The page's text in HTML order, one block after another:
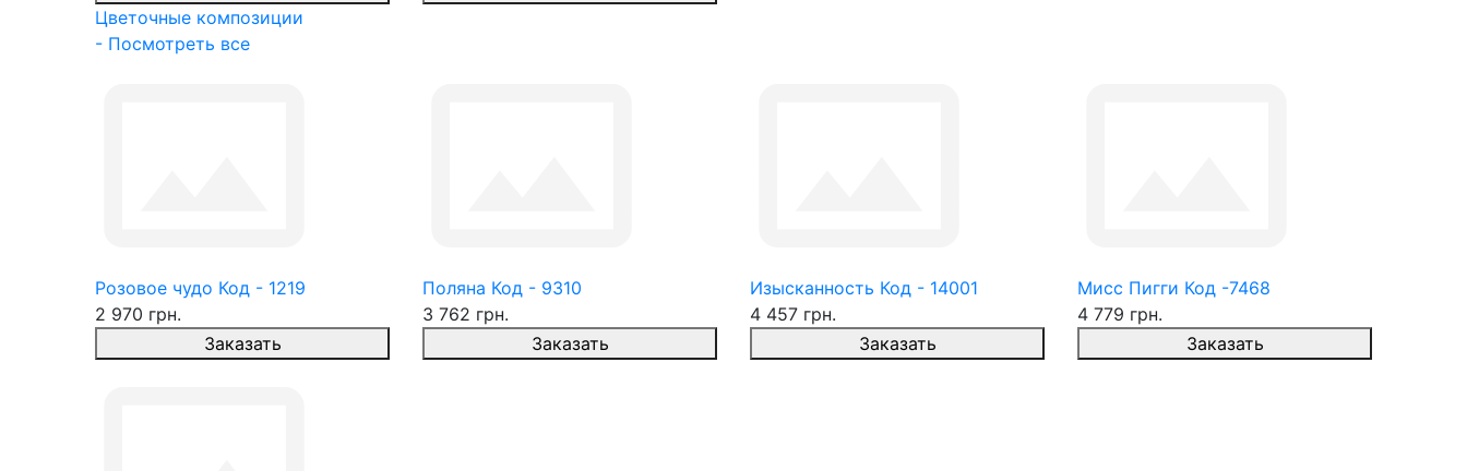
Цветочные композиции
- Посмотреть все
Розовое чудо Код - 1219
2 970 грн.
Заказать
Поляна Код - 9310
3 762 грн.
Заказать
Изысканность Код - 14001
4 457 грн.
Заказать
Мисс Пигги Код -7468
4 779 грн.
Заказать